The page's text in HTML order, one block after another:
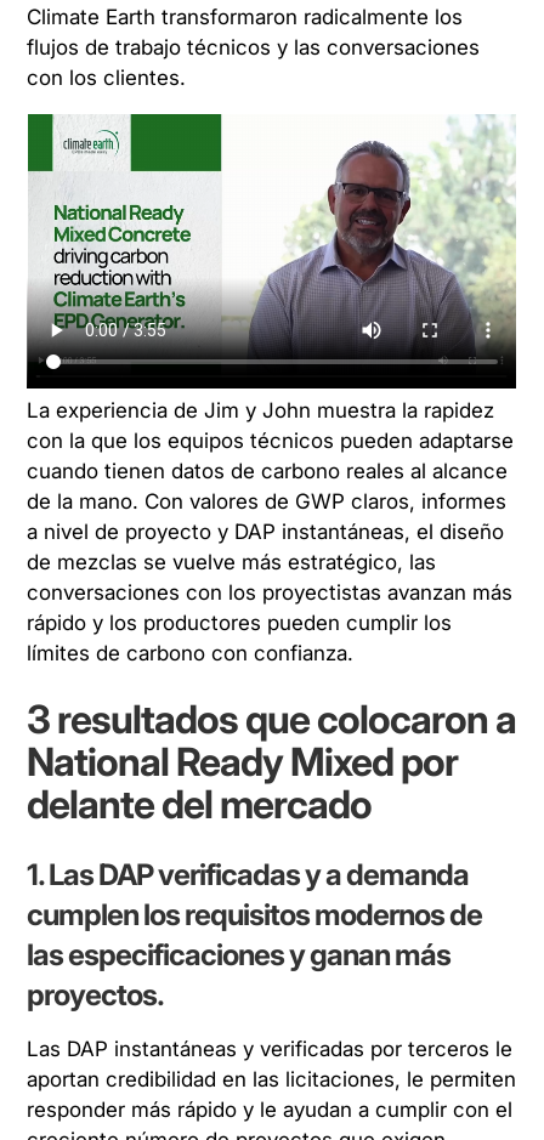
Climate Earth transformaron radicalmente los
flujos de trabajo técnicos y las conversaciones
con los clientes.
La experiencia de Jim y John muestra la rapidez
con la que los equipos técnicos pueden adaptarse
cuando tienen datos de carbono reales al alcance
de la mano. Con valores de GWP claros, informes
a nivel de proyecto y DAP instantáneas, el diseño
de mezclas se vuelve más estratégico, las
conversaciones con los proyectistas avanzan más
rápido y los productores pueden cumplir los
límites de carbono con confianza.
3 resultados que colocaron a
National Ready Mixed por
delante del mercado
1. Las DAP verificadas y a demanda
cumplen los requisitos modernos de
las especificaciones y ganan más
proyectos.
Las DAP instantáneas y verificadas por terceros le
aportan credibilidad en las licitaciones, le permiten
responder más rápido y le ayudan a cumplir con el